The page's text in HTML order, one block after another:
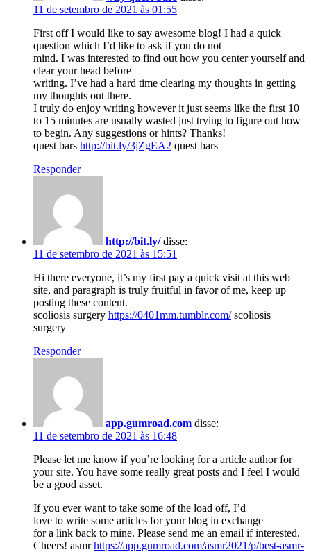
11 de setembro de 2021 às 01:55
First off I would like to say awesome blog! I had a quick
question which I’d like to ask if you do not
mind. I was interested to find out how you center yourself and
clear your head before
writing. I’ve had a hard time clearing my thoughts in getting
my thoughts out there.
I truly do enjoy writing however it just seems like the first 10
to 15 minutes are usually wasted just trying to figure out how
to begin. Any suggestions or hints? Thanks!
quest bars http://bit.ly/3jZgEA2 quest bars
Responder
http://bit.ly/ disse:
11 de setembro de 2021 às 15:51
Hi there everyone, it’s my first pay a quick visit at this web
site, and paragraph is truly fruitful in favor of me, keep up
posting these content.
scoliosis surgery https://0401mm.tumblr.com/scoliosis
surgery
Responder
app.gumroad.com disse:
11 de setembro de 2021 às 16:48
Please let me know if you’re looking for a article author for
your site. You have some really great posts and I feel I would
be a good asset.
If you ever want to take some of the load off, I’d
love to write some articles for your blog in exchange
for a link back to mine. Please send me an email if interested.
Cheers! asmrhttps://app.gumroad.com/asmr2021/p/best-asmr-